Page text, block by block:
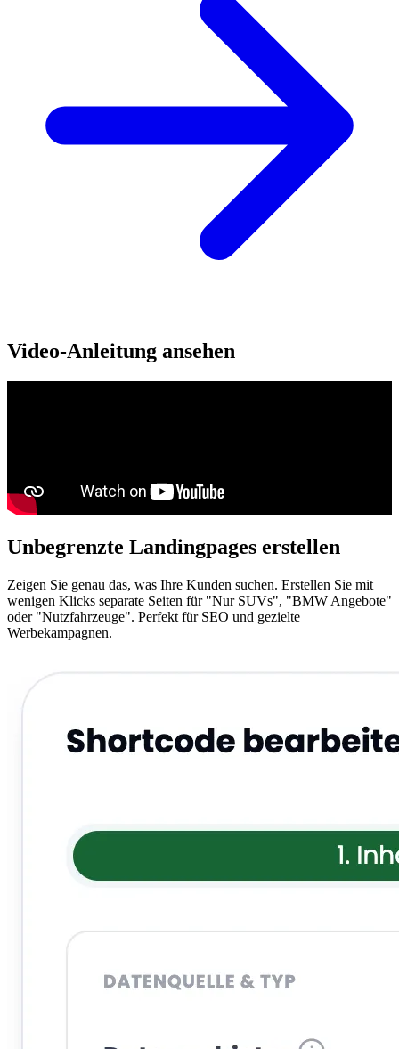
Video-Anleitung ansehen
Unbegrenzte Landingpages erstellen
Zeigen Sie genau das, was Ihre Kunden suchen. Erstellen Sie mit
wenigen Klicks separate Seiten für "Nur SUVs", "BMW Angebote"
oder "Nutzfahrzeuge". Perfekt für SEO und gezielte
Werbekampagnen.